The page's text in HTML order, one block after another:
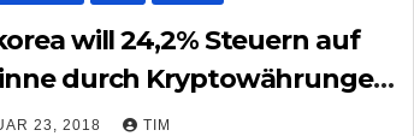
will 24,2% Steuern auf
durch Kryptowährungen
23, 2018 TIM